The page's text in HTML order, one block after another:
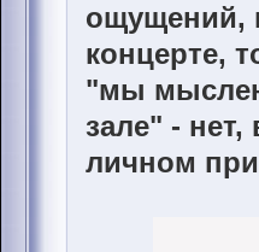
ощущений,
концерте,
"мы
зале" - нет,
личном